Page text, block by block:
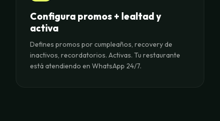
Configura promos + lealtad y
activa
Defines promos por cumpleaños, recovery de
inactivos, recordatorios. Activas. Tu restaurante
está atendiendo en WhatsApp 24/7.